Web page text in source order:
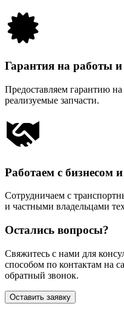
Гарантия на работы
Предоставляем гарантию
реализуемые запчасти.
Работаем с бизнесом
Сотрудничаем с
и частными владельцами
Остались вопросы?
Свяжитесь с нами для
способом по контактам на
обратный звонок.
Оставить заявку